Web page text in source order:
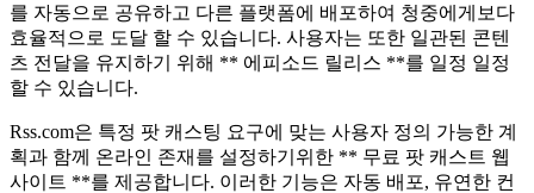
를 자동으로 공유하고 다른 플랫폼에 배포하여 청중에게보다
효율적으로 도달 할 수 있습니다. 사용자는 또한 일관된 콘텐
츠 전달을 유지하기 위해 ** 에피소드 릴리스 **를 일정 일정
할 수 있습니다.
Rss.com은 특정 팟 캐스팅 요구에 맞는 사용자 정의 가능한 계
획과 함께 온라인 존재를 설정하기위한 ** 무료 팟 캐스트 웹
사이트 **를 제공합니다. 이러한 기능은 자동 배포, 유연한 컨